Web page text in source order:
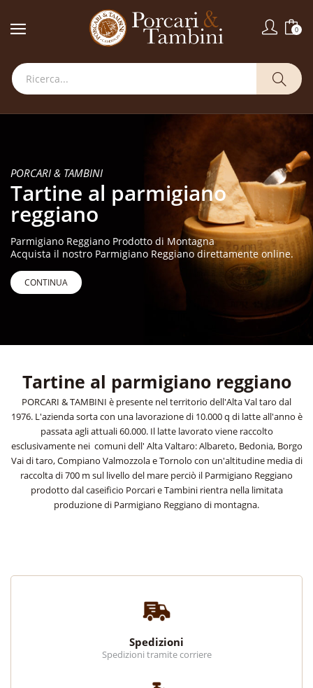
0
PORCARI & TAMBINI
Tartine al parmigiano
reggiano
Parmigiano Reggiano Prodotto di Montagna
Acquista il nostro Parmigiano Reggiano direttamente online.
CONTINUA
Tartine al parmigiano reggiano
PORCARI & TAMBINI è presente nel territorio dell'Alta Val taro dal
1976. L'azienda sorta con una lavorazione di 10.000 q di latte all'anno è
passata agli attuali 60.000. Il latte lavorato viene raccolto
esclusivamente nei comuni dell' Alta Valtaro: Albareto, Bedonia, Borgo
Vai di taro, Compiano Valmozzola e Tornolo con un'altitudine media di
raccolta di 700 m sul livello del mare perciò il Parmigiano Reggiano
prodotto dal caseificio Porcari e Tambini rientra nella limitata
produzione di Parmigiano Reggiano di montagna.
Spedizioni
Spedizioni tramite corriere